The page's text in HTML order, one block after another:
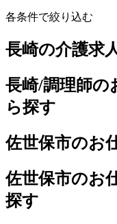
各条件で絞り込む
長崎の介護求
長崎/調理師の
ら探す
佐世保市のお
佐世保市のお
探す